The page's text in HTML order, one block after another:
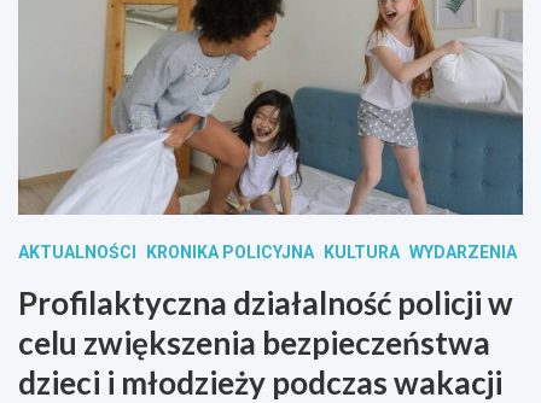
AKTUALNOŚCI KRONIKA POLICYJNA KULTURA WYDARZENIA
Profilaktyczna działalność policji w
celu zwiększenia bezpieczeństwa
dzieci i młodzieży podczas wakacji